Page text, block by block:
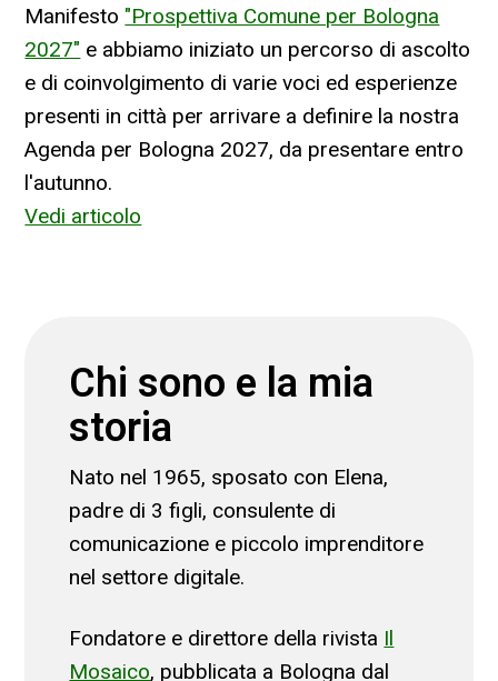
Manifesto "Prospettiva Comune per Bologna
2027" e abbiamo iniziato un percorso di ascolto
e di coinvolgimento di varie voci ed esperienze
presenti in città per arrivare a definire la nostra
Agenda per Bologna 2027, da presentare entro
l'autunno.
Vedi articolo
Chi sono e la mia
storia
Nato nel 1965, sposato con Elena,
padre di 3 figli, consulente di
comunicazione e piccolo imprenditore
nel settore digitale.
Fondatore e direttore della rivista Il
Mosaico, pubblicata a Bologna dal